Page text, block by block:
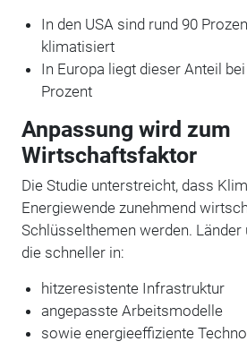
In den USA sind rund 90
klimatisiert
In Europa liegt dieser Anteil
Prozent
Anpassung wird zum
Wirtschaftsfaktor
Die Studie unterstreicht, dass
Energiewende zunehmend
Schlüsselthemen werden. Länder
die schneller in:
hitzeresistente Infrastruktur
angepasste Arbeitsmodelle
sowie energieeffiziente